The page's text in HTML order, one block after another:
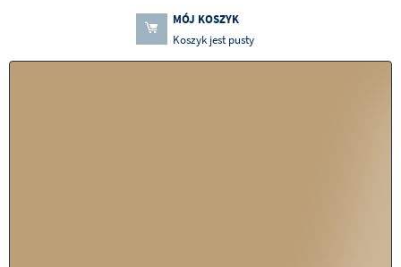
MÓJ KOSZYK
Koszyk jest pusty